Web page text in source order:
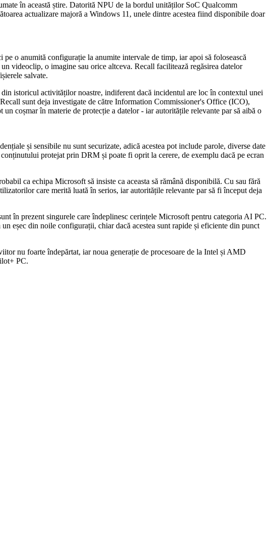
în această știre. Datorită NPU de la bordul unităților SoC Qualcomm
actualizare majoră a Windows 11, unele dintre acestea fiind disponibile doar
pe o anumită configurație la anumite intervale de timp, iar apoi să folosească
videoclip, o imagine sau orice altceva. Recall facilitează regăsirea datelor
salvate.
istoricul activităților noastre, indiferent dacă incidentul are loc în contextul unei
sunt deja investigate de către Information Commissioner's Office (ICO),
coșmar în materie de protecție a datelor - iar autoritățile relevante par să aibă o
și sensibile nu sunt securizate, adică acestea pot include parole, diverse date
protejat prin DRM și poate fi oprit la cerere, de exemplu dacă pe ecran
ca echipa Microsoft să insiste ca aceasta să rămână disponibilă. Cu sau fără
care merită luată în serios, iar autoritățile relevante par să fi început deja
în prezent singurele care îndeplinesc cerințele Microsoft pentru categoria AI PC.
eșec din noile configurații, chiar dacă acestea sunt rapide și eficiente din punct
nu foarte îndepărtat, iar noua generație de procesoare de la Intel și AMD
PC.